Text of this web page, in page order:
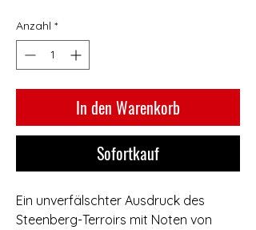
pro
1
Liter
Anzahl *
In den Warenkorb
Sofortkauf
Ein unverfälschter Ausdruck des
Steenberg-Terroirs mit Noten von